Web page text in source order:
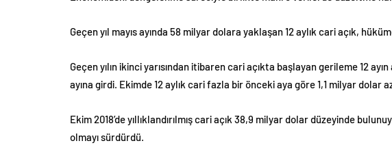
Geçen yıl mayıs ayında 58 milyar dolara yaklaşan 12 aylık cari açık,
Geçen yılın ikinci yarısından itibaren cari açıkta başlayan gerileme 12
ayına girdi. Ekimde 12 aylık cari fazla bir önceki aya göre 1,1 milyar
Ekim 2018’de yıllıklandırılmış cari açık 38,9 milyar dolar düzeyinde
olmayı sürdürdü.